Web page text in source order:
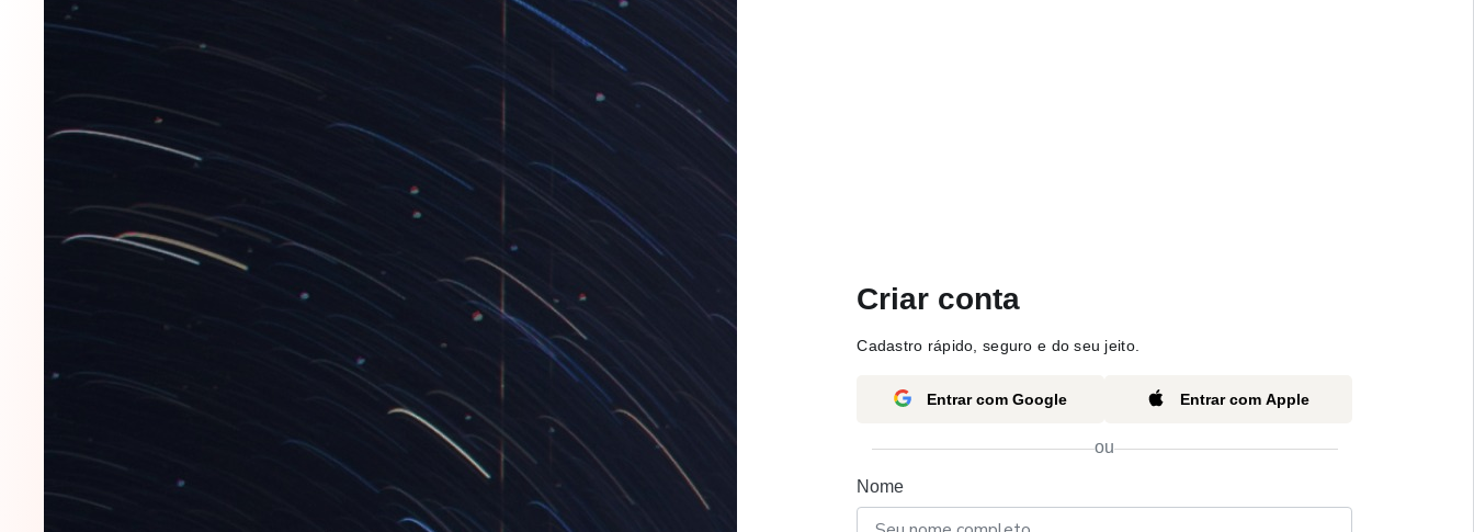
Criar conta
Cadastro rápido, seguro e do seu jeito.
Entrar com Google Entrar com Apple
ou
Nome